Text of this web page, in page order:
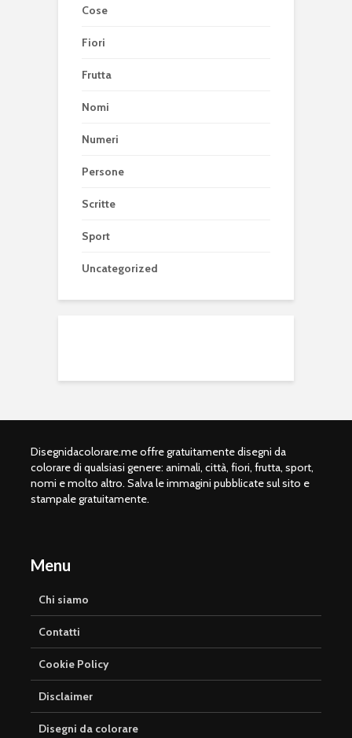
Cose
Fiori
Frutta
Nomi
Numeri
Persone
Scritte
Sport
Uncategorized
Disegnidacolorare.me offre gratuitamente disegni da
colorare di qualsiasi genere: animali, città, fiori, frutta, sport,
nomi e molto altro. Salva le immagini pubblicate sul sito e
stampale gratuitamente.
Menu
Chi siamo
Contatti
Cookie Policy
Disclaimer
Disegni da colorare